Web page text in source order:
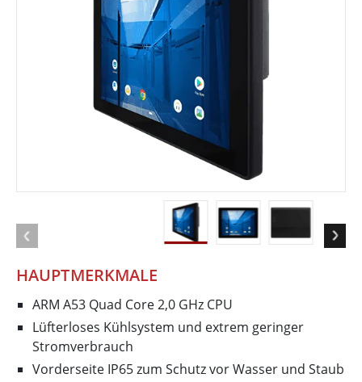
HAUPTMERKMALE
ARM A53 Quad Core 2,0 GHz CPU
Lüfterloses Kühlsystem und extrem geringer
Stromverbrauch
Vorderseite IP65 zum Schutz vor Wasser und Staub